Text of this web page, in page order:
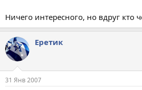
Ничего интересного, но вдруг кто
Еретик
31 Янв 2007